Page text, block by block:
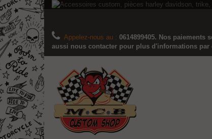
Appelez-nous au : 0614899405. Nos
aussi nous contacter pour plus d'informations